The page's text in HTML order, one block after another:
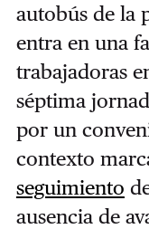
autobús de la
entra en una
trabajadoras
séptima
por un
contexto
seguimiento
ausencia de